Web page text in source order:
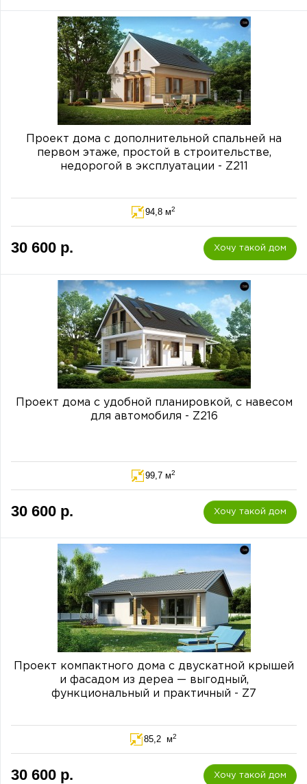
Проект дома с дополнительной спальней на
первом этаже, простой в строительстве,
недорогой в эксплуатации - Z211
94,8 м2
30 600 р. Хочу такой дом
Проект дома с удобной планировкой, с навесом
для автомобиля - Z216
99,7 м2
30 600 р. Хочу такой дом
Проект компактного дома с двускатной крышей
и фасадом из дереа — выгодный,
функциональный и практичный - Z7
85,2 м2
30 600 р. Хочу такой дом